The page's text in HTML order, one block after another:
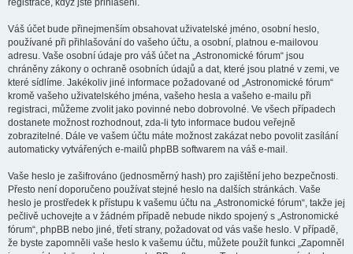
registrace, když jste přihlášeni.
Váš účet bude přinejmenším obsahovat uživatelské jméno, osobní heslo,
používané při přihlašování do vašeho účtu, a osobní, platnou e-mailovou
adresu. Vaše osobní údaje pro váš účet na „Astronomické fórum“ jsou
chráněny zákony o ochraně osobních údajů a dat, které jsou platné v zemi, ve
které sídlíme. Jakékoliv jiné informace požadované od „Astronomické fórum“
kromě vašeho uživatelského jména, vašeho hesla a vašeho e-mailu při
registraci, můžeme zvolit jako povinné nebo dobrovolné. Ve všech případech
dostanete možnost rozhodnout, zda-li tyto informace budou veřejně
zobrazitelné. Dále ve vašem účtu máte možnost zakázat nebo povolit zasílání
automaticky vytvářených e-mailů phpBB softwarem na váš e-mail.
Vaše heslo je zašifrováno (jednosměrný hash) pro zajištění jeho bezpečnosti.
Přesto není doporučeno používat stejné heslo na dalších stránkách. Vaše
heslo je prostředek k přístupu k vašemu účtu na „Astronomické fórum“, takže jej
pečlivě uchovejte a v žádném případě nebude nikdo spojený s „Astronomické
fórum“, phpBB nebo jiné, třetí strany, požadovat od vás vaše heslo. V případě,
že byste zapomněli vaše heslo k vašemu účtu, můžete použít funkci „Zapomněl